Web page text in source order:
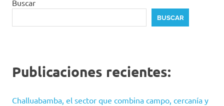
Buscar
BUSCAR
Publicaciones recientes:
Challuabamba, el sector que combina campo, cercanía y